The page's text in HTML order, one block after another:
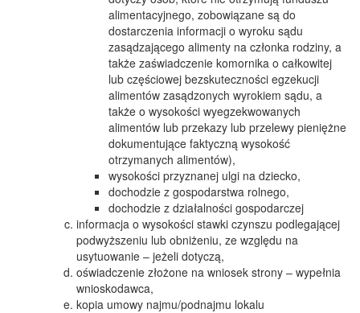
alimentacyjnego, zobowiązane są do
dostarczenia informacji o wyroku sądu
zasądzającego alimenty na członka rodziny, a
także zaświadczenie komornika o całkowitej
lub częściowej bezskuteczności egzekucji
alimentów zasądzonych wyrokiem sądu, a
także o wysokości wyegzekwowanych
alimentów lub przekazy lub przelewy pieniężne
dokumentujące faktyczną wysokość
otrzymanych alimentów),
wysokości przyznanej ulgi na dziecko,
dochodzie z gospodarstwa rolnego,
dochodzie z działalności gospodarczej
informacja o wysokości stawki czynszu podlegającej
podwyższeniu lub obniżeniu, ze względu na
usytuowanie – jeżeli dotyczą,
oświadczenie złożone na wniosek strony – wypełnia
wnioskodawca,
kopia umowy najmu/podnajmu lokalu